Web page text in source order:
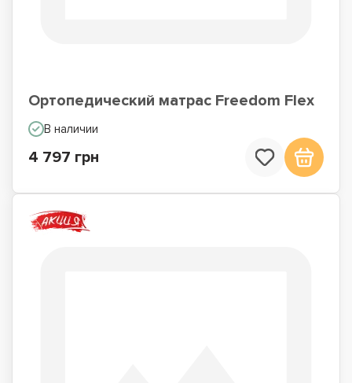
Ортопедический матрас Freedom Flex
В наличии
4 797 грн